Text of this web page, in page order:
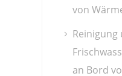
von
an Bord